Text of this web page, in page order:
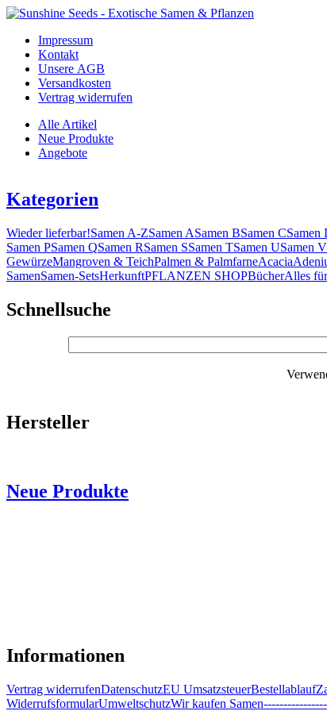
Impressum
Kontakt
Unsere AGB
Versandkosten
Vertrag widerrufen
Alle Artikel
Neue Produkte
Angebote
Kategorien
Wieder lieferbar!Samen A-ZSamen ASamen BSamen CSamen
Samen PSamen QSamen RSamen SSamen TSamen USamen V
GewürzeMangroven & TeichPalmen & PalmfarneAcacia
SamenSamen-SetsHerkunftPFLANZEN SHOPBücherAlles
Schnellsuche
Hersteller
Neue Produkte
Informationen
Vertrag widerrufenDatenschutzEU UmsatzsteuerBestellablauf
WiderrufsformularUmweltschutzWir kaufen Samen